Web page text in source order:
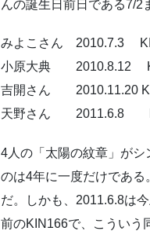
んの誕生日前日である7/2
みよこさん 2010.7.3
小原大典 2010.8.12
吉開さん 2010.11.20
天野さん 2011.6.8
4人の「太陽の紋章」が
のは4年に一度だけであ
だ。しかも、2011.6.8は
前のKIN166で、こういう